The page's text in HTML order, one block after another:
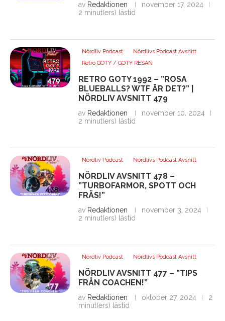
av Redaktionen
november 17, 2024
2 minut(ers) lästid
Nördliv Podcast
Nördlivs Podcast Avsnitt
Retro GOTY / GOTY RESAN
RETRO GOTY 1992 – ”ROSA
BLUEBALLS? WTF ÄR DET?” |
NÖRDLIV AVSNITT 479
av Redaktionen
november 10, 2024
2 minut(ers) lästid
Nördliv Podcast Nördlivs Podcast Avsnitt
NÖRDLIV AVSNITT 478 –
”TURBOFARMOR, SPOTT OCH
FRÄS!”
av Redaktionen
november 3, 2024
2 minut(ers) lästid
Nördliv Podcast Nördlivs Podcast Avsnitt
NÖRDLIV AVSNITT 477 – ”TIPS
FRÅN COACHEN!”
av Redaktionen oktober 27, 2024
2
minut(ers) lästid